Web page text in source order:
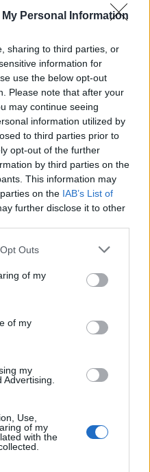
Personal Information
sharing to third parties, or
information for
use the below opt-out
Please note that after your
may continue seeing
information utilized by
to third parties prior to
opt-out of the further
by third parties on the
This information may
on the IAB’s List of
further disclose it to other
Outs
of my
of my
my
Use,
of my
with the
az usából juttatáskent
#252556
ezen aszinten adja
el az egészet.
#252544
on nagyon adják. Oka?
ÖSSZES TOPIK